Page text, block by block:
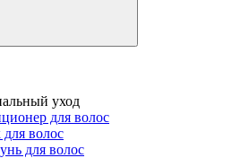
уход
для волос
волос
для волос